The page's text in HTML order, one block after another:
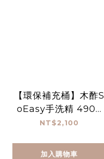
【環保補充桶】木酢S
oEasy手洗精 4900
mL(贈450ml空瓶)
NT$2,100
加入購物車